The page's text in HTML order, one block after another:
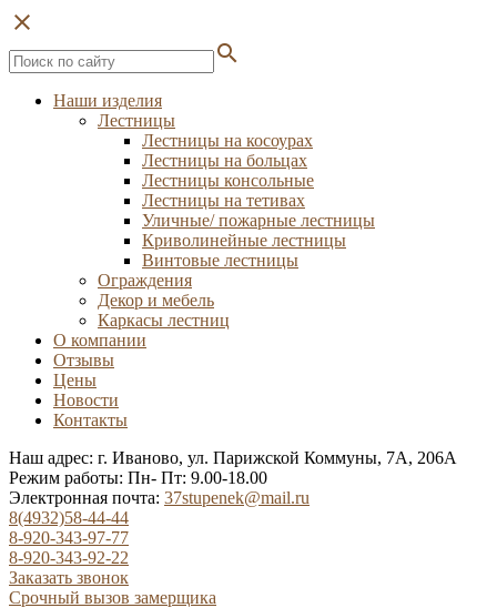
close
search
Наши изделия
Лестницы
Лестницы на косоурах
Лестницы на больцах
Лестницы консольные
Лестницы на тетивах
Уличные/ пожарные лестницы
Криволинейные лестницы
Винтовые лестницы
Ограждения
Декор и мебель
Каркасы лестниц
О компании
Отзывы
Цены
Новости
Контакты
Наш адрес: г. Иваново, ул. Парижской Коммуны, 7А, 206А
Режим работы: Пн- Пт: 9.00-18.00
Электронная почта: 37stupenek@mail.ru
8(4932)58-44-44
8-920-343-97-77
8-920-343-92-22
Заказать звонок
Срочный вызов замерщика